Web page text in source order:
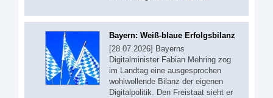
Bayern: Weiß-blaue Erfolgsbilanz
[28.07.2026] Bayerns
Digitalminister Fabian Mehring zog
im Landtag eine ausgesprochen
wohlwollende Bilanz der eigenen
Digitalpolitik. Den Freistaat sieht er